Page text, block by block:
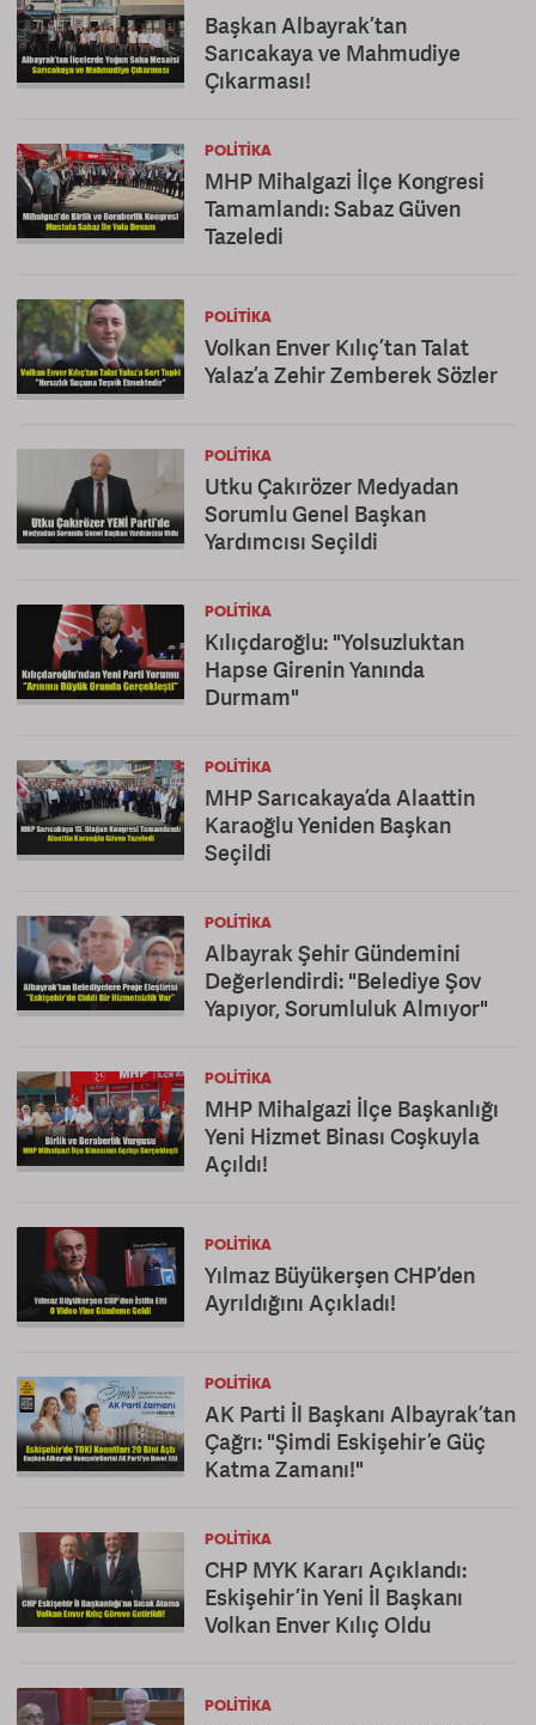
Başkan Albayrak’tan
Sarıcakaya ve Mahmudiye
Çıkarması!
POLITIKA
MHP Mihalgazi İlçe Kongresi
Tamamlandı: Sabaz Güven
Tazeledi
POLITIKA
Volkan Enver Kılıç’tan Talat
Yalaz’a Zehir Zemberek Sözler
POLITIKA
Utku Çakırözer Medyadan
Sorumlu Genel Başkan
Yardımcısı Seçildi
POLITIKA
Kılıçdaroğlu: "Yolsuzluktan
Hapse Girenin Yanında
Durmam"
POLITIKA
MHP Sarıcakaya’da Alaattin
Karaoğlu Yeniden Başkan
Seçildi
POLITIKA
Albayrak Şehir Gündemini
Değerlendirdi: "Belediye Şov
Yapıyor, Sorumluluk Almıyor"
POLITIKA
MHP Mihalgazi İlçe Başkanlığı
Yeni Hizmet Binası Coşkuyla
Açıldı!
POLITIKA
Yılmaz Büyükerşen CHP’den
Ayrıldığını Açıkladı!
POLITIKA
AK Parti İl Başkanı Albayrak’tan
Çağrı: "Şimdi Eskişehir’e Güç
Katma Zamanı!"
POLITIKA
CHP MYK Kararı Açıklandı:
Eskişehir’in Yeni İl Başkanı
Volkan Enver Kılıç Oldu
POLITIKA